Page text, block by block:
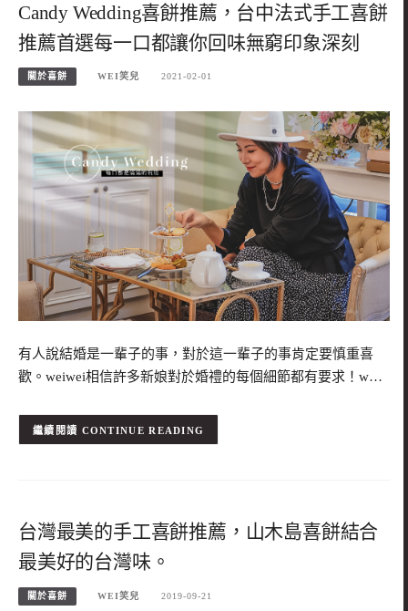
Candy Wedding喜餅推薦，台中法式手工喜餅
推薦首選每一口都讓你回味無窮印象深刻
關於喜餅 WEI笑兒 2021-02-01
有人說結婚是一輩子的事，對於這一輩子的事肯定要慎重喜
歡。weiwei相信許多新娘對於婚禮的每個細節都有要求！w…
CONTINUE READING
台灣最美的手工喜餅推薦，山木島喜餅結合
最美好的台灣味。
關於喜餅 WEI笑兒 2019-09-21